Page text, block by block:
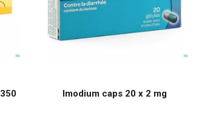
Imodium caps 20 x 2 mg